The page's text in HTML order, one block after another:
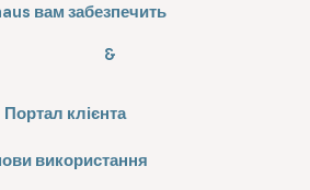
вам забезпечить
&
Портал клієнта
використання